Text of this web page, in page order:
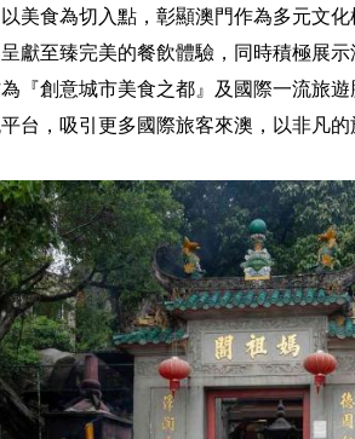
美食為切入點，彰顯澳門作為多元文
獻至臻完美的餐飲體驗，同時積極展
『創意城市美食之都』及國際一流旅
台，吸引更多國際旅客來澳，以非凡